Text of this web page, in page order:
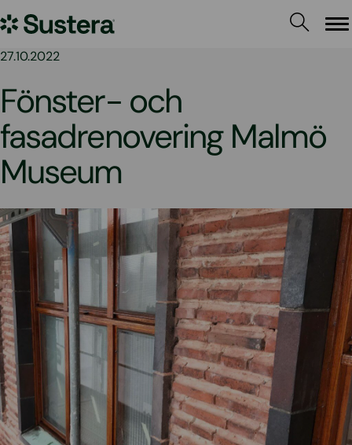
till
Sustera
Sweden
27.10.2022
Fönster- och
fasadrenovering Malmö
Museum